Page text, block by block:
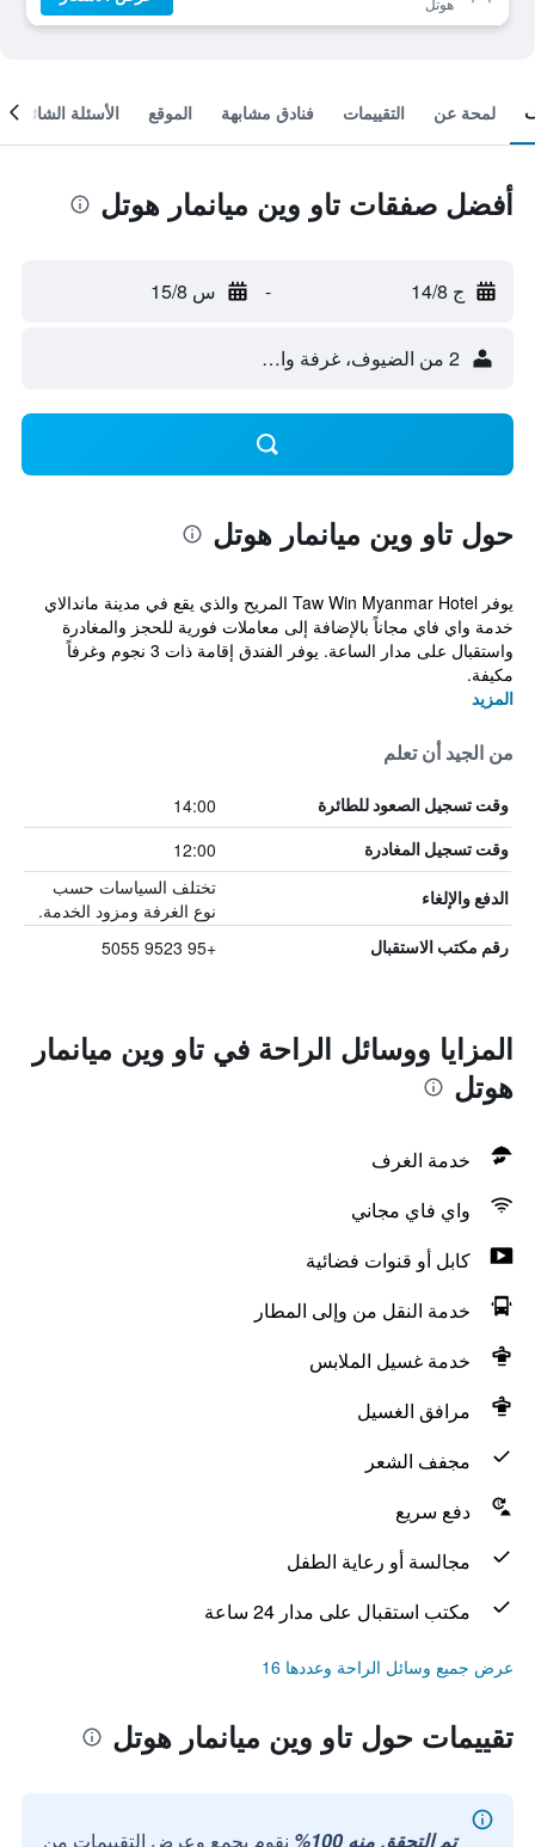
لمحة عن التقييمات فنادق مشابهة الموقع الأسئلة الشائعة
أفضل صفقات تاو وين ميانمار هوتل
ج 14/8 - س 15/8
2 من الضيوف، غرفة واحدة
حول تاو وين ميانمار هوتل
يوفر Taw Win Myanmar Hotel المريح والذي يقع في مدينة ماندالاي
خدمة واي فاي مجاناً بالإضافة إلى معاملات فورية للحجز والمغادرة
واستقبال على مدار الساعة. يوفر الفندق إقامة ذات 3 نجوم وغرفاً
مكيفة.
المزيد
من الجيد أن تعلم
وقت تسجيل الصعود للطائرة 14:00
وقت تسجيل المغادرة 12:00
الدفع والإلغاء
تختلف السياسات حسب
نوع الغرفة ومزود الخدمة.
رقم مكتب الاستقبال +95 9523 5055
المزايا ووسائل الراحة في تاو وين ميانمار
هوتل
خدمة الغرف
واي فاي مجاني
كابل أو قنوات فضائية
خدمة النقل من وإلى المطار
خدمة غسيل الملابس
مرافق الغسيل
مجفف الشعر
دفع سريع
مجالسة أو رعاية الطفل
مكتب استقبال على مدار 24 ساعة
عرض جميع وسائل الراحة وعددها 16
تقييمات حول تاو وين ميانمار هوتل
تم التحقق منه 100% نقوم بجمع وعرض التقييمات من